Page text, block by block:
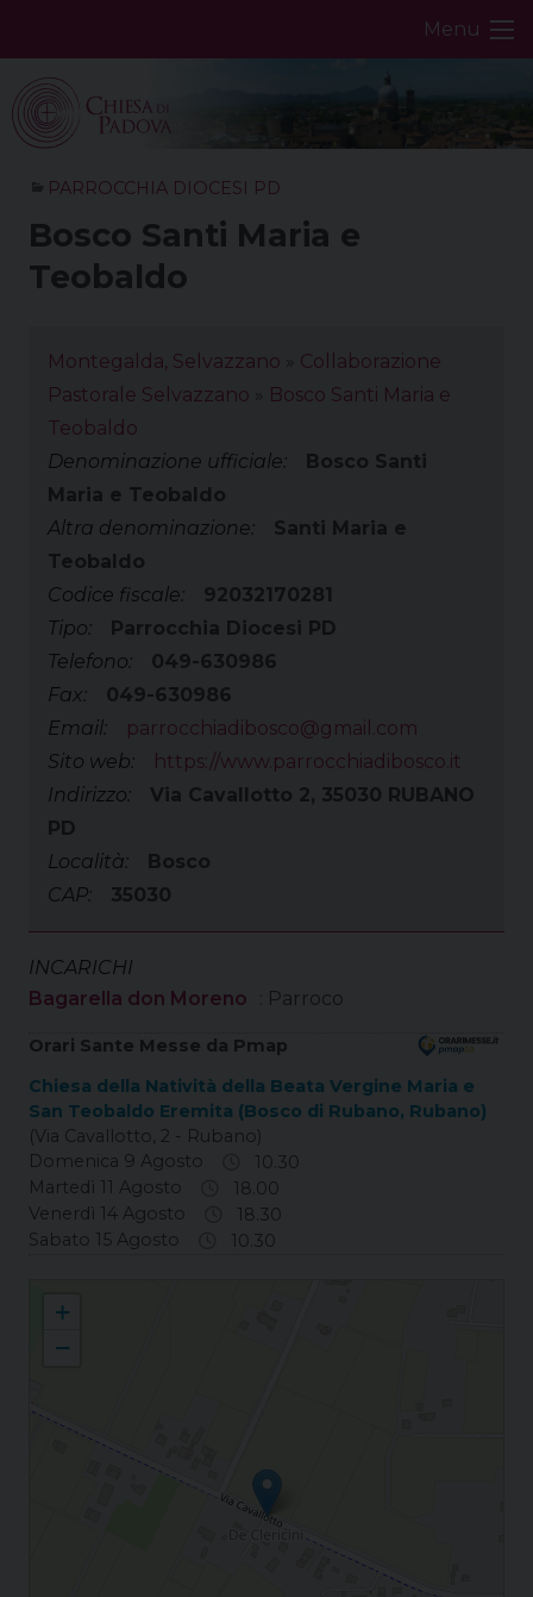
Menu
PARROCCHIA DIOCESI PD
Bosco Santi Maria e
Teobaldo
Montegalda, Selvazzano
Collaborazione
Pastorale Selvazzano
Bosco Santi Maria e
Teobaldo
Denominazione ufficiale:
Bosco Santi
Maria e Teobaldo
Altra denominazione:
Santi Maria e
Teobaldo
Codice fiscale:
92032170281
Tipo:
Parrocchia Diocesi PD
Telefono:
049-630986
Fax:
049-630986
Email:
parrocchiadibosco@gmail.com
Sito web:
https://www.parrocchiadibosco.it
Indirizzo:
Via Cavallotto 2, 35030 RUBANO
PD
Località:
Bosco
CAP:
35030
INCARICHI
Bagarella don Moreno
: Parroco
Orari Sante Messe da Pmap
Chiesa della Natività della Beata Vergine Maria e
San Teobaldo Eremita (Bosco di Rubano, Rubano)
(Via Cavallotto, 2 - Rubano)
Domenica 9 Agosto
10.30
Martedì 11 Agosto
18.00
Venerdì 14 Agosto
18.30
Sabato 15 Agosto
10.30
+
−